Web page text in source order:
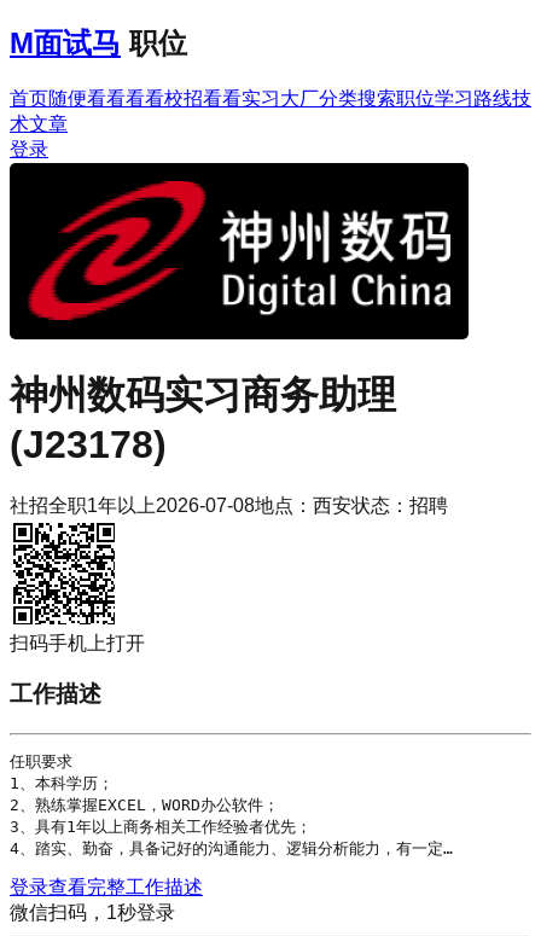
M面试马 职位
首页随便看看看看校招看看实习大厂分类搜索职位学习路线技
术文章
登录
神州数码实习商务助理
(J23178)
社招全职1年以上2026-07-08地点： 西安状态： 招聘
扫码手机上打开
工作描述
任职要求
1、本科学历 ；
2、熟练掌握EXCEL ，WORD办公软件；
3、具有1年以上商务相关工作经验者优先；
4、踏实、勤奋，具备记好的沟通能力、逻辑分析能力，有一定…
登录查看完整工作描述
微信扫码，1秒登录